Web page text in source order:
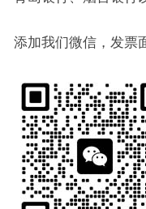
添加我们微信，发票